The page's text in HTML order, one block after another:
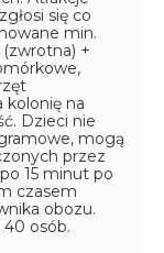
się co
min.
+
kolonię na
Dzieci nie
mogą
przez
15 minut po
czasem
obozu.
osób.